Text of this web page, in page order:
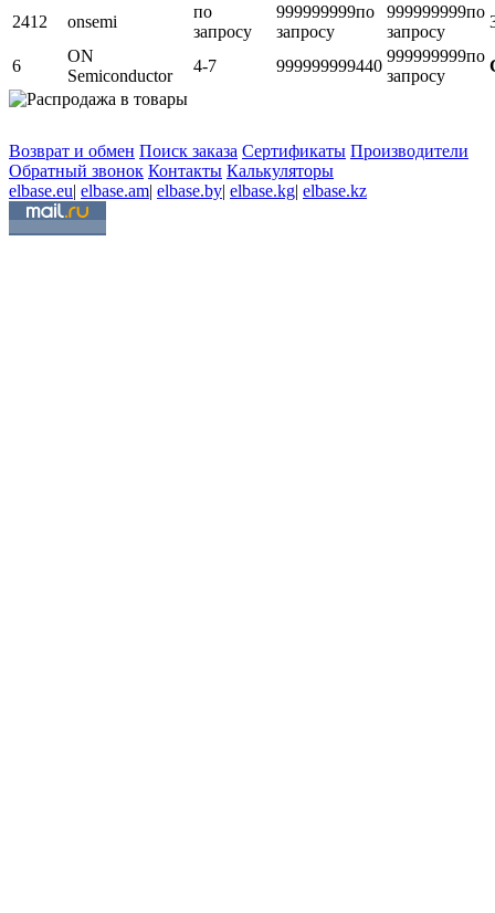
2412 onsemi
по
запросу
999999999по
запросу
999999999по
запросу
6
ON
Semiconductor
4-7 999999999440
999999999по
запросу
Возврат и обмен Поиск заказа Сертификаты Производители
Обратный звонок Контакты Калькуляторы
elbase.eu| elbase.am| elbase.by| elbase.kg| elbase.kz